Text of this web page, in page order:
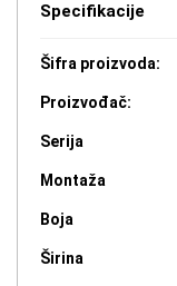
Specifikacije
Šifra proizvoda:
Proizvođač:
Serija
Montaža
Boja
Širina